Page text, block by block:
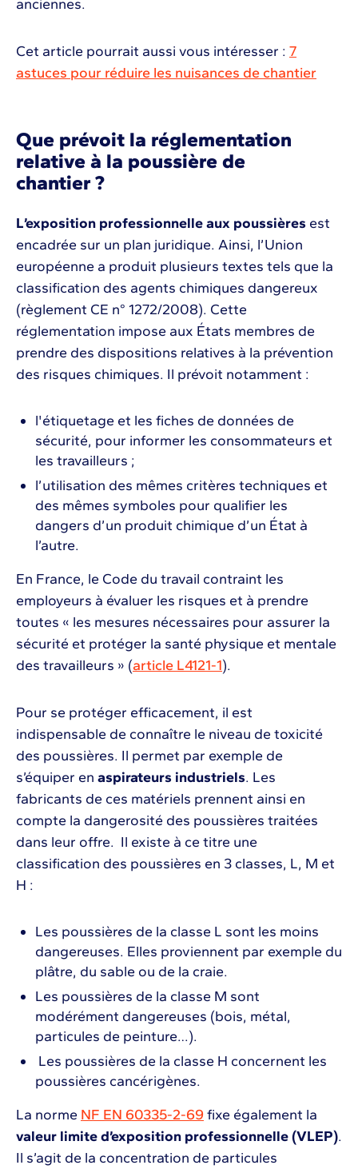
anciennes.
Cet article pourrait aussi vous intéresser : 7
astuces pour réduire les nuisances de chantier
Que prévoit la réglementation
relative à la poussière de
chantier ?
L’exposition professionnelle aux poussières est
encadrée sur un plan juridique. Ainsi, l’Union
européenne a produit plusieurs textes tels que la
classification des agents chimiques dangereux
(règlement CE n° 1272/2008). Cette
réglementation impose aux États membres de
prendre des dispositions relatives à la prévention
des risques chimiques. Il prévoit notamment :
l'étiquetage et les fiches de données de
sécurité, pour informer les consommateurs et
les travailleurs ;
l’utilisation des mêmes critères techniques et
des mêmes symboles pour qualifier les
dangers d’un produit chimique d’un État à
l’autre.
En France, le Code du travail contraint les
employeurs à évaluer les risques et à prendre
toutes « les mesures nécessaires pour assurer la
sécurité et protéger la santé physique et mentale
des travailleurs » (article L4121-1).
Pour se protéger efficacement, il est
indispensable de connaître le niveau de toxicité
des poussières. Il permet par exemple de
s’équiper en aspirateurs industriels. Les
fabricants de ces matériels prennent ainsi en
compte la dangerosité des poussières traitées
dans leur offre. Il existe à ce titre une
classification des poussières en 3 classes, L, M et
H :
Les poussières de la classe L sont les moins
dangereuses. Elles proviennent par exemple du
plâtre, du sable ou de la craie.
Les poussières de la classe M sont
modérément dangereuses (bois, métal,
particules de peinture…).
Les poussières de la classe H concernent les
poussières cancérigènes.
La norme NF EN 60335-2-69fixe également la
valeur limite d’exposition professionnelle (VLEP).
Il s’agit de la concentration de particules